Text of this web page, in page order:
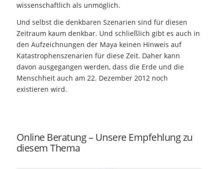
wissenschaftlich als unmöglich.
Und selbst die denkbaren Szenarien sind für diesen
Zeitraum kaum denkbar. Und schließlich gibt es auch in
den Aufzeichnungen der Maya keinen Hinweis auf
Katastrophenszenarien für diese Zeit. Daher kann
davon ausgegangen werden, dass die Erde und die
Menschheit auch am 22. Dezember 2012 noch
existieren wird.
Online Beratung – Unsere Empfehlung zu
diesem Thema